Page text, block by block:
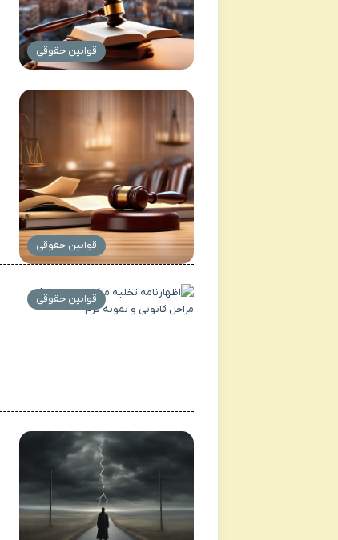
قوانین حقوقی
قوانین حقوقی
قوانین حقوقی